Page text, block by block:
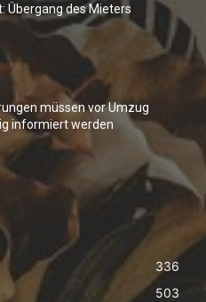
Übergang des Mieters
müssen vor Umzug
informiert werden
336
503